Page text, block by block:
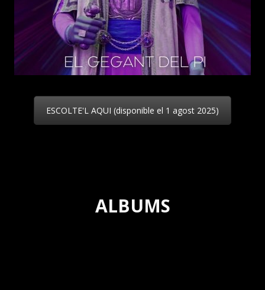
ESCOLTE'L AQUI (disponible el 1 agost 2025)
ALBUMS